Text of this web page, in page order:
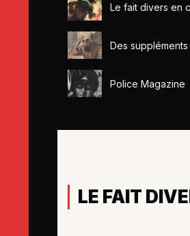
Le fait divers en
Des
Police Magazine
LE FAIT